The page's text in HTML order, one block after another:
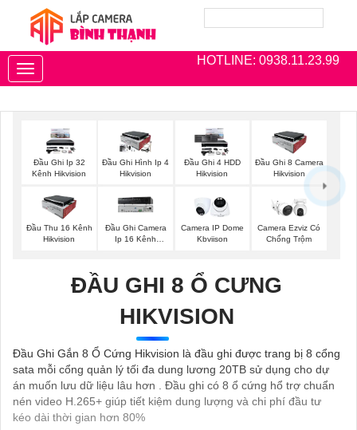
HOTLINE: 0938.11.23.99
Toggle
navigation
Đầu Ghi Ip 32
Kênh Hikvision
Đầu Ghi Hình Ip 4
Hikvision
Đầu Ghi 4 HDD
Hikvision
Đầu Ghi 8 Camera
Hikvision
Đầu Thu 16 Kênh
Hikvision
Đầu Ghi Camera
Ip 16 Kênh
Camera IP Dome
Kbviison
Camera Ezviz Có
Chống Trộm
ĐẦU GHI 8 Ổ CƯNG
HIKVISION
Đầu Ghi Gắn 8 Ổ Cứng Hikvision là đầu ghi được trang bị 8 cổng
sata mỗi cổng quản lý tối đa dung lương 20TB sử dụng cho dự
án muốn lưu dữ liệu lâu hơn . Đầu ghi có 8 ổ cứng hổ trợ chuẩn
nén video H.265+ giúp tiết kiệm dung lượng và chi phí đầu tư
kéo dài thời gian hơn 80%